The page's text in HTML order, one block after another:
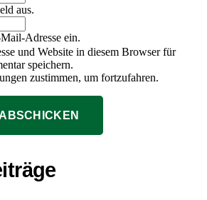
aus.
Adresse ein.
und Website in diesem Browser für
speichern.
zustimmen, um fortzufahren.